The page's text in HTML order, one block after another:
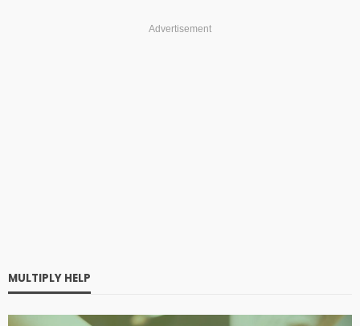
Advertisement
MULTIPLY HELP